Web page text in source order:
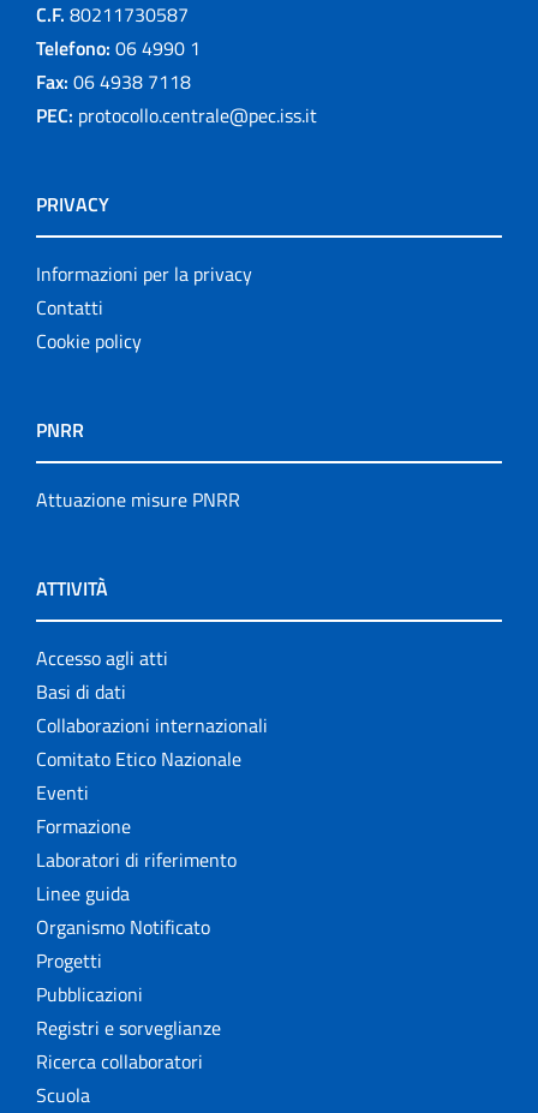
C.F. 80211730587
Telefono: 06 4990 1
Fax: 06 4938 7118
PEC: protocollo.centrale@pec.iss.it
PRIVACY
Informazioni per la privacy
Contatti
Cookie policy
PNRR
Attuazione misure PNRR
ATTIVITÀ
Accesso agli atti
Basi di dati
Collaborazioni internazionali
Comitato Etico Nazionale
Eventi
Formazione
Laboratori di riferimento
Linee guida
Organismo Notificato
Progetti
Pubblicazioni
Registri e sorveglianze
Ricerca collaboratori
Scuola